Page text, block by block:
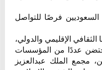
فرصًا للتواصل
الإقليمي والدولي،
عددًا من المؤسسات
مجمع الملك عبدالعزيز